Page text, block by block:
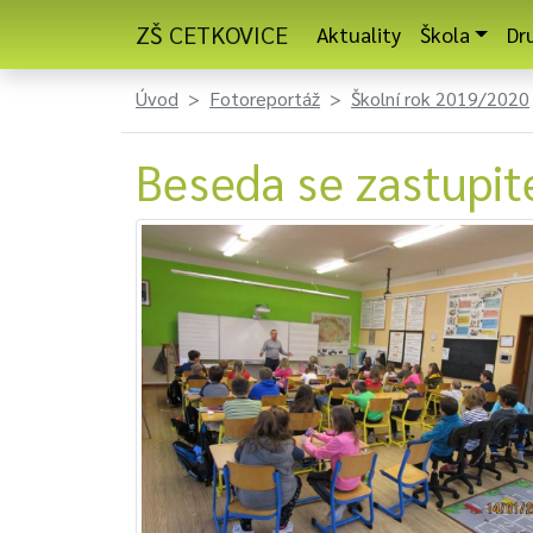
ZŠ CETKOVICE Aktuality Škola
Úvod Fotoreportáž Školní rok 2019/2020
Beseda se